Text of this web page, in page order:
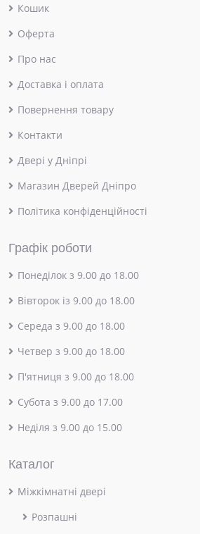
Кошик
Оферта
Про нас
Доставка і оплата
Повернення товару
Контакти
Двері у Дніпрі
Магазин Дверей Дніпро
Політика конфіденційності
Графік роботи
Понеділок з 9.00 до 18.00
Вівторок із 9.00 до 18.00
Середа з 9.00 до 18.00
Четвер з 9.00 до 18.00
П'ятниця з 9.00 до 18.00
Субота з 9.00 до 17.00
Неділя з 9.00 до 15.00
Каталог
Міжкімнатні двері
Розпашні